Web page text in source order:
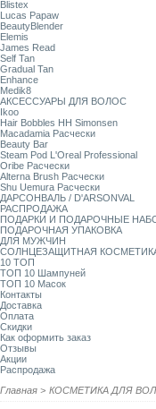
Blistex
Lucas Papaw
BeautyBlender
Elemis
James Read
Self Tan
Gradual Tan
Enhance
Medik8
АКСЕССУАРЫ ДЛЯ ВОЛОС
Ikoo
Hair Bobbles HH Simonsen
Macadamia Расчески
Beauty Bar
Steam Pod L'Oreal Professional
Oribe Расчески
Alterna Brush Расчески
Shu Uemura Расчески
ДАРСОНВАЛЬ / D'ARSONVAL
РАСПРОДАЖА
ПОДАРКИ И ПОДАРОЧНЫЕ
ПОДАРОЧНАЯ УПАКОВКА
ДЛЯ МУЖЧИН
СОЛНЦЕЗАЩИТНАЯ
10 ТОП
ТОП 10 Шампуней
ТОП 10 Масок
Контакты
Доставка
Оплата
Скидки
Как оформить заказ
Отзывы
Акции
Распродажа
Главная > КОСМЕТИКА ДЛЯ